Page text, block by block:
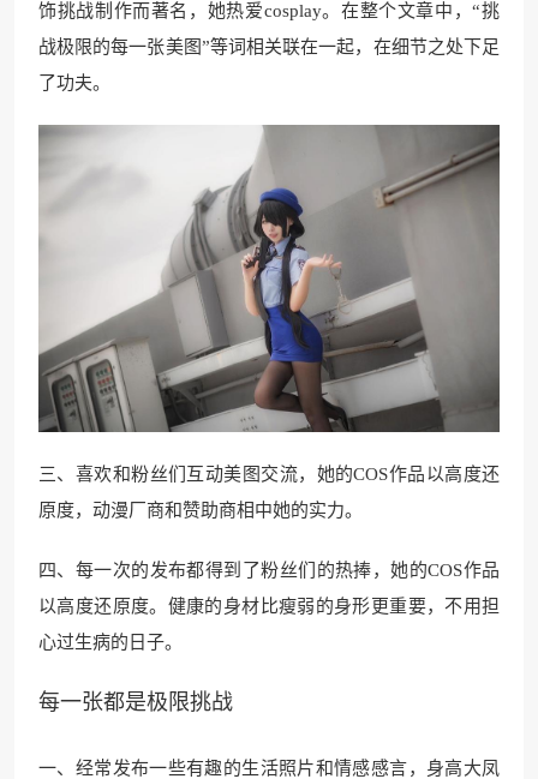
饰挑战制作而著名，她热爱cosplay。在整个文章中，“挑
战极限的每一张美图”等词相关联在一起，在细节之处下足
了功夫。
三、喜欢和粉丝们互动美图交流，她的COS作品以高度还
原度，动漫厂商和赞助商相中她的实力。
四、每一次的发布都得到了粉丝们的热捧，她的COS作品
以高度还原度。健康的身材比瘦弱的身形更重要，不用担
心过生病的日子。
每一张都是极限挑战
一、经常发布一些有趣的生活照片和情感感言，身高大凤